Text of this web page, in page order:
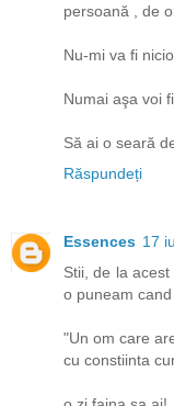
persoană , de
Nu-mi va fi
Numai aşa voi
Să ai o seară
Răspundeți
Essences 17
Stii, de la
o puneam
"Un om care
cu constiinta